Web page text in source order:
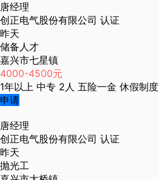
唐经理
创正电气股份有限公司 认证
昨天
储备人才
嘉兴市七星镇
4000-4500元
1年以上 中专 2人 五险一金 休假制度
申请
唐经理
创正电气股份有限公司 认证
昨天
抛光工